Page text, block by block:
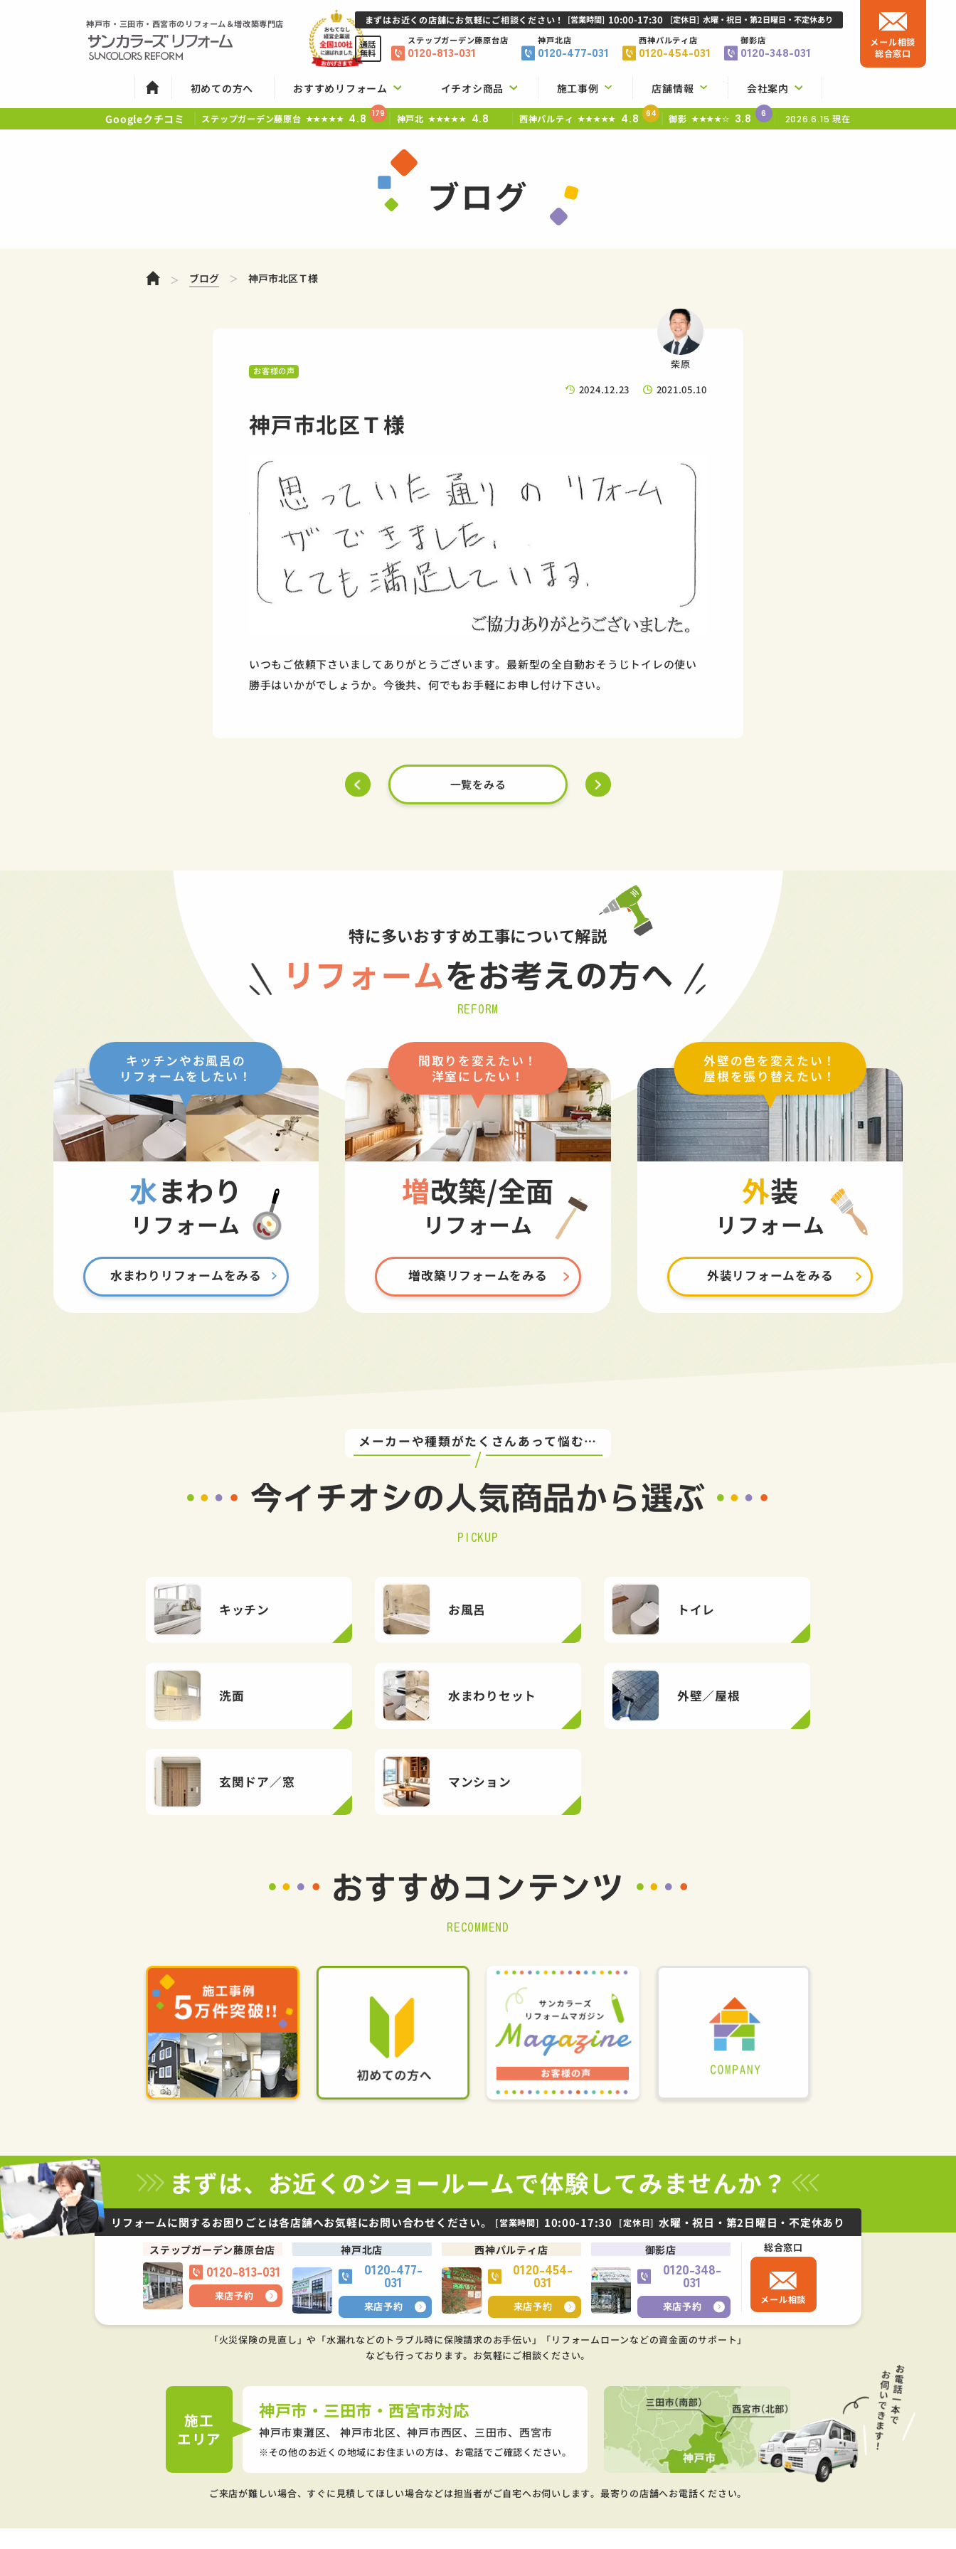
神戸市・三田市・西宮市のリフォーム＆増改築専門店
初めての方へ おすすめリフォーム イチオシ商品 施工事例 店舗情報 会社案内
まずはお近くの店舗にお気軽にご相談ください！ [営業時間] 10:00-17:30 [定休日] 水曜・祝日・第2日曜日・不定休あり
通話
無料
ステップガーデン藤原台店
0120-813-031
神戸北店
0120-477-031
西神パルティ店
0120-454-031
御影店
0120-348-031
メール相談
総合窓口
Googleクチコミ ステップガーデン藤原台 ★★★★★ 4.8 179 神戸北 ★★★★★ 4.8 西神パルティ ★★★★★ 4.8 64 御影 ★★★★☆ 3.8 6 2026.6.15 現在
ブログ
ホーム ブログ 神戸市北区Ｔ様
柴原
お客様の声
2024.12.23 2021.05.10
神戸市北区Ｔ様
いつもご依頼下さいましてありがとうございます。最新型の全自動おそうじトイレの使い
勝手はいかがでしょうか。今後共、何でもお手軽にお申し付け下さい。
一覧をみる
特に多いおすすめ工事について解説
リフォームをお考えの方へ
REFORM
キッチンやお風呂の
リフォームをしたい！
水まわり
リフォーム
水まわりリフォームをみる
間取りを変えたい！
洋室にしたい！
増改築/全面
リフォーム
増改築リフォームをみる
外壁の色を変えたい！
屋根を張り替えたい！
外装
リフォーム
外装リフォームをみる
メーカーや種類がたくさんあって悩む…
今イチオシの人気商品から選ぶ
PICKUP
キッチン お風呂 トイレ
洗面 水まわりセット 外壁／屋根
玄関ドア／窓 マンション
おすすめコンテンツ
RECOMMEND
まずは、お近くのショールームで体験してみませんか？
リフォームに関するお困りごとは各店舗へお気軽にお問い合わせください。 [営業時間] 10:00-17:30 [定休日] 水曜・祝日・第2日曜日・不定休あり
ステップガーデン藤原台店
0120-813-031
来店予約
神戸北店
0120-477-
031
来店予約
西神パルティ店
0120-454-
031
来店予約
御影店
0120-348-
031
来店予約
総合窓口
メール相談
「火災保険の見直し」や「水漏れなどのトラブル時に保険請求のお手伝い」「リフォームローンなどの資金面のサポート」
なども行っております。 お気軽にご相談ください。
施工
エリア
神戸市・三田市・西宮市対応
神戸市東灘区、 神戸市北区、神戸市西区、 三田市、西宮市
その他のお近くの地域にお住まいの方は、お電話でご確認ください。
ご来店が難しい場合、すぐに見積してほしい場合などは担当者がご自宅へお伺いします。最寄りの店舗へお電話ください。